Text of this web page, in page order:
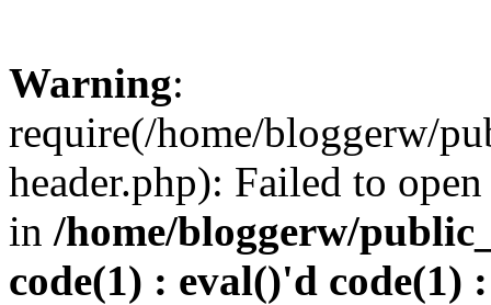
Warning:
require(/home/bloggerw/
header.php): Failed to
in /home/bloggerw/
code(1) : eval()'d code(1)